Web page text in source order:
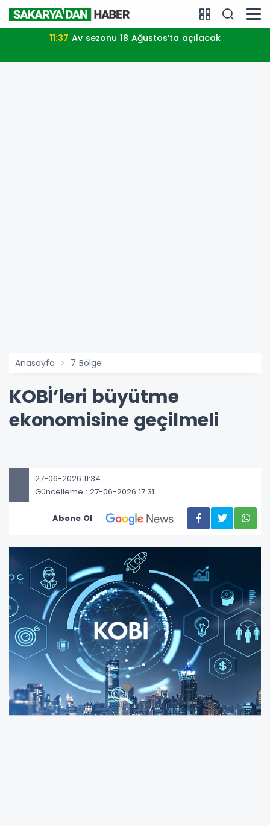
11:37 Av sezonu 18 Ağustos’ta açılacak
Anasayfa 7 Bölge
KOBİ’leri büyütme
ekonomisine geçilmeli
27-06-2026 11:34
Güncelleme : 27-06-2026 17:31
Abone Ol